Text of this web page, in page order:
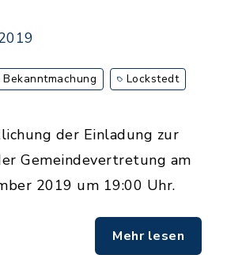
Lockstedt
der Einladung zur
Gemeindevertretung am
2019 um 19:00 Uhr.
Mehr lesen